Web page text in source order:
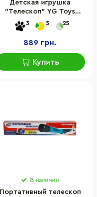
Детская игрушка
"Телескоп" YG Toys
6609A(Yellow) желтый,
штатив 57 см
3 5 25
889 грн.
Купить
В наличии
Портативный телескоп